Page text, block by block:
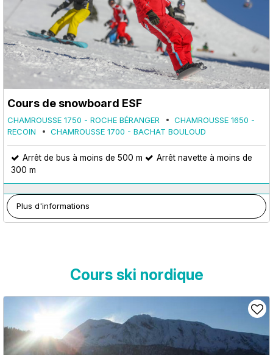
Cours de snowboard ESF
CHAMROUSSE 1750 - ROCHE BÉRANGER
CHAMROUSSE 1650 -
RECOIN
CHAMROUSSE 1700 - BACHAT BOULOUD
Arrêt de bus à moins de 500 m
Arrêt navette à moins de
300 m
Plus d'informations
Cours ski nordique